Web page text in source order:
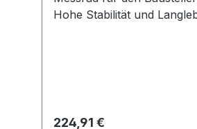
Hohe Stabilität und
Regulärer Preis:
224,91 €